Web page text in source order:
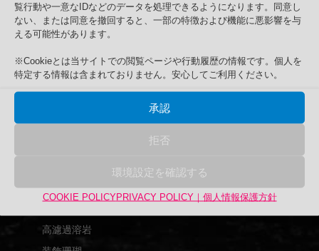
覧行動や一意なIDなどのデータを処理できるようになります。同意し
ない、または同意を撤回すると、一部の特徴および機能に悪影響を与
える可能性があります。
※Cookieとは当サイトでの閲覧ページや行動履歴の情報です。個人を
特定する情報は含まれておりません。安心してご利用ください。
承認
拒否
環境設定を確認する
COOKIE POLICYPRIVACY POLICY｜個人情報保護方針
端材工房
Search
索
対
象:
商品カテゴリー
UPCYCLE
アクリル水槽
高濾過溶岩